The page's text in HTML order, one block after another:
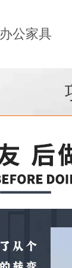
办公家具